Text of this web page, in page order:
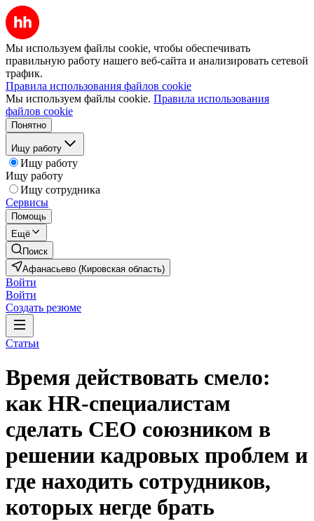
Мы используем файлы cookie, чтобы обеспечивать
правильную работу нашего веб-сайта и анализировать сетевой
трафик.
Правила использования файлов cookie
Мы используем файлы cookie. Правила использования
файлов cookie
Понятно
Ищу работу
Ищу работу
Ищу работу
Ищу сотрудника
Сервисы
Помощь
Ещё
Поиск
Афанасьево (Кировская область)
Войти
Войти
Создать резюме
Статьи
Время действовать смело:
как HR-специалистам
сделать CEO союзником в
решении кадровых проблем и
где находить сотрудников,
которых негде брать